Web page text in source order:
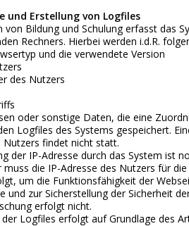
und Erstellung von Logfiles
von Bildung und Schulung erfasst das
Rechners. Hierbei werden i.d.R.
und die verwendete Version
des Nutzers
oder sonstige Daten, die eine
Logfiles des Systems gespeichert.
findet nicht statt.
der IP-Adresse durch das System ist
die IP-Adresse des Nutzers für
um die Funktionsfähigkeit der
und zur Sicherstellung der Sicherheit
erfolgt nicht.
Logfiles erfolgt auf Grundlage des